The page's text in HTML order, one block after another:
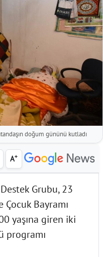
doğum gününü kutladı
A+
Destek Grubu, 23
Bayramı
yaşına giren iki
programı